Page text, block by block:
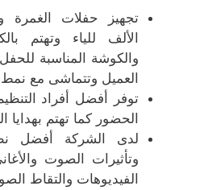
تجهيز حفلات الغمرة
الألف للياء وتهتم
والكوشة المناسبة
العميل وتتماشى مع
توفر أفضل أفراد
الحضور كما تهتم بهدايا
لدى الشركة أفضل
وتأثيرات الصوت
الفيديوهات والتقاط